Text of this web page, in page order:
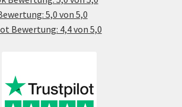
5,0 von 5,0
Bewertung: 4,4 von 5,0